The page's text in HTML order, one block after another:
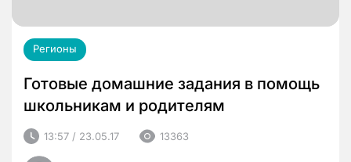
Регионы
Готовые домашние задания в помощь
школьникам и родителям
13:57 / 23.05.17 13363